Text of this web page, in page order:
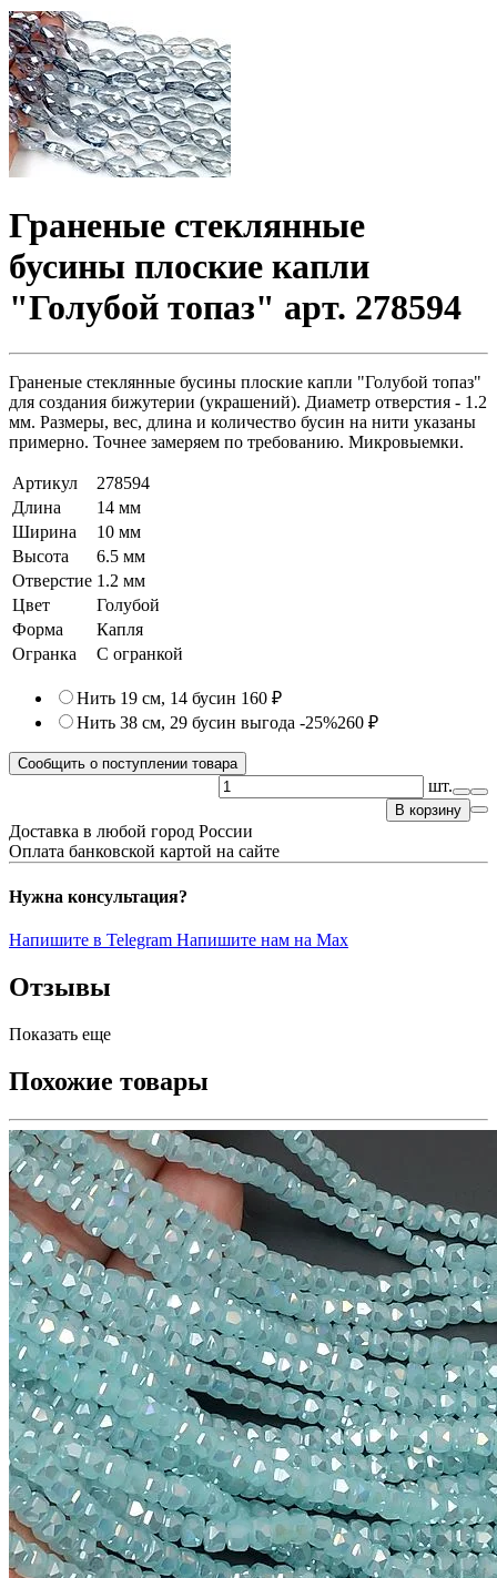
Граненые стеклянные
бусины плоские капли
"Голубой топаз" арт. 278594
Граненые стеклянные бусины плоские капли "Голубой топаз"
для создания бижутерии (украшений). Диаметр отверстия - 1.2
мм. Размеры, вес, длина и количество бусин на нити указаны
примерно. Точнее замеряем по требованию. Микровыемки.
Артикул
278594
Длина
14 мм
Ширина
10 мм
Высота
6.5 мм
Отверстие 1.2 мм
Цвет
Голубой
Форма
Капля
Огранка
С огранкой
Нить 19 см, 14 бусин 160 ₽
Нить 38 см, 29 бусин выгода -25%260 ₽
Сообщить о поступлении товара
шт.
В корзину
Доставка в любой город России
Оплата банковской картой на сайте
Нужна консультация?
Напишите в Telegram Напишите нам на Max
Отзывы
Показать еще
Похожие товары